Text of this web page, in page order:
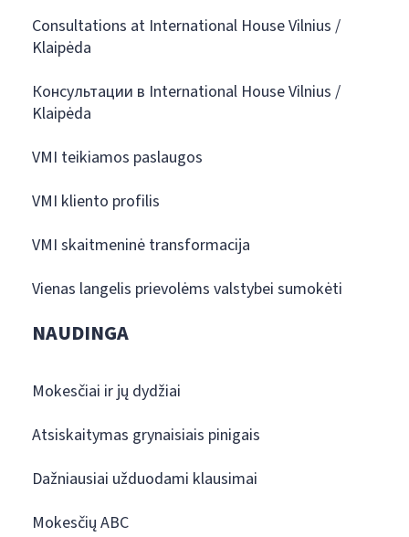
Consultations at International House Vilnius /
Klaipėda
Консультации в International House Vilnius /
Klaipėda
VMI teikiamos paslaugos
VMI kliento profilis
VMI skaitmeninė transformacija
Vienas langelis prievolėms valstybei sumokėti
NAUDINGA
Mokesčiai ir jų dydžiai
Atsiskaitymas grynaisiais pinigais
Dažniausiai užduodami klausimai
Mokesčių ABC